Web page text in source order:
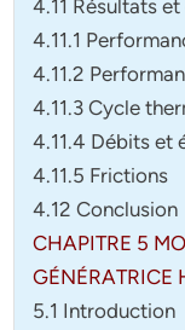
4.11 Résultats
4.11.1
4.11.2
4.11.3 Cycle
4.11.4 Débits et
4.11.5 Frictions
4.12 Conclusion
CHAPITRE 5
GÉNÉRATRICE
5.1 Introduction